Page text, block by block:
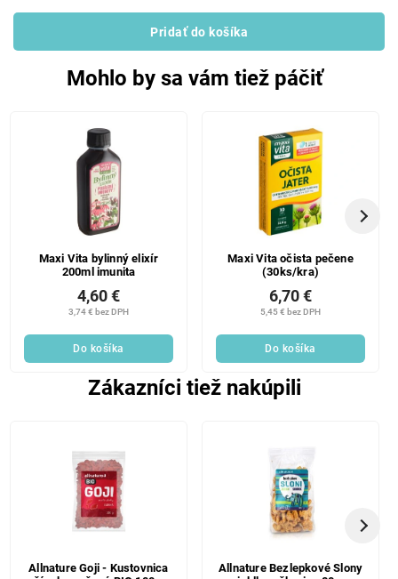
Pridať do košíka
Mohlo by sa vám tiež páčiť
Maxi Vita bylinný elixír
200ml imunita
3,74 € bez DPH
4,60 €
Do košíka
Maxi Vita očista pečene
(30ks/kra)
5,45 € bez DPH
6,70 €
Do košíka
Zákazníci tiež nakúpili
Allnature Goji - Kustovnica
Allnature Bezlepkové Slony